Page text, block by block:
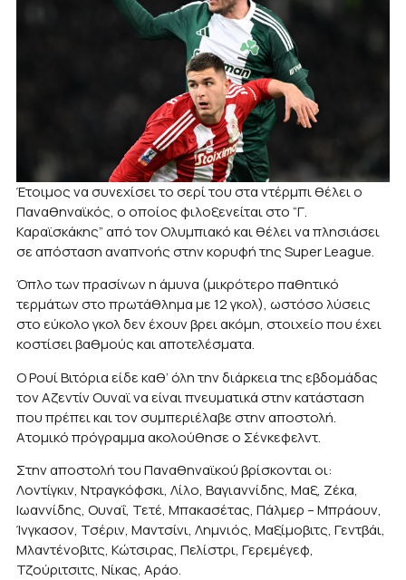
Έτοιμος να συνεχίσει το σερί του στα ντέρμπι θέλει ο
Παναθηναϊκός, ο οποίος φιλοξενείται στο “Γ.
Καραϊσκάκης” από τον Ολυμπιακό και θέλει να πλησιάσει
σε απόσταση αναπνοής στην κορυφή της Super League.
Όπλο των πρασίνων η άμυνα (μικρότερο παθητικό
τερμάτων στο πρωτάθλημα με 12 γκολ), ωστόσο λύσεις
στο εύκολο γκολ δεν έχουν βρει ακόμη, στοιχείο που έχει
κοστίσει βαθμούς και αποτελέσματα.
Ο Ρουί Βιτόρια είδε καθ’ όλη την διάρκεια της εβδομάδας
τον Αζεντίν Ουναϊ να είναι πνευματικά στην κατάσταση
που πρέπει και τον συμπεριέλαβε στην αποστολή.
Ατομικό πρόγραμμα ακολούθησε ο Σένκεφελντ.
Στην αποστολή του Παναθηναϊκού βρίσκονται οι:
Λοντίγκιν, Ντραγκόφσκι, Λίλο, Βαγιαννίδης, Μαξ, Ζέκα,
Ιωαννίδης, Ουναΐ, Τετέ, Μπακασέτας, Πάλμερ – Μπράουν,
Ίνγκασον, Τσέριν, Μαντσίνι, Λημνιός, Μαξίμοβιτς, Γεντβάι,
Μλαντένοβιτς, Κώτσιρας, Πελίστρι, Γερεμέγεφ,
Τζούριτσιτς, Νίκας, Αράο.